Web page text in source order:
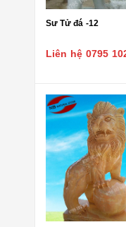
Sư Tử đá -12
Liên hệ 0795